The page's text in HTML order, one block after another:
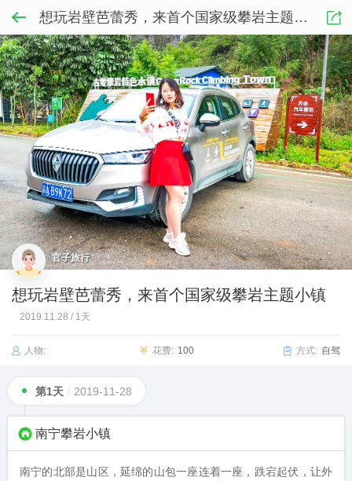
想玩岩壁芭蕾秀，来首个国家级攀岩主题小镇
官子旅行
想玩岩壁芭蕾秀，来首个国家级攀岩主题小镇
2019.11.28 / 1天
人物: 花费: 100 方式: 自驾
第1天 2019-11-28
南宁攀岩小镇
南宁的北部是山区，延绵的山包一座连着一座，跌宕起伏，让外